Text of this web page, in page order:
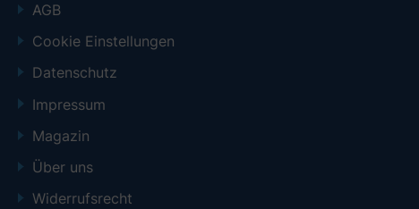
AGB
Cookie Einstellungen
Datenschutz
Impressum
Magazin
Über uns
Widerrufsrecht